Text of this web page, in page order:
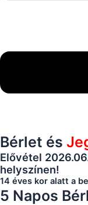
Bérlet és
Elővétel
helyszínen!
14 éves kor alatt a
5 Napos